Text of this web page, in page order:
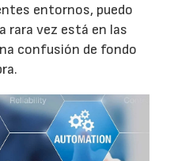
entornos, puedo
rara vez está en las
confusión de fondo